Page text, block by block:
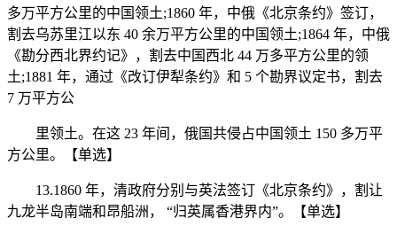
多万平方公里的中国领土;1860 年，中俄《北京条约》签订，
割去乌苏里江以东 40 余万平方公里的中国领土;1864 年，中俄
《勘分西北界约记》，割去中国西北 44 万多平方公里的领
土;1881 年，通过《改订伊犁条约》和 5 个勘界议定书，割去
7 万平方公
里领土。在这 23 年间，俄国共侵占中国领土 150 多万平
方公里。【单选】
13.1860 年，清政府分别与英法签订《北京条约》，割让
九龙半岛南端和昂船洲， “归英属香港界内”。【单选】